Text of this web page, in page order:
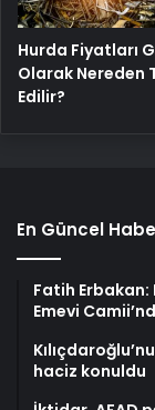
Hurda Fiyatları
Olarak Nereden
Edilir?
En Güncel
Fatih Erbakan:
Emevi
haciz konuldu